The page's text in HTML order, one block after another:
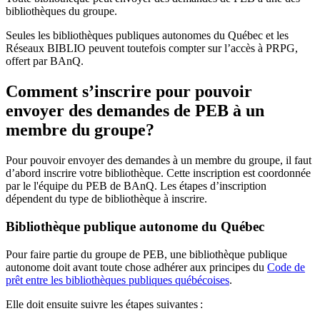
bibliothèques du groupe.
Seules les bibliothèques publiques autonomes du Québec et les
Réseaux BIBLIO peuvent toutefois compter sur l’accès à PRPG,
offert par BAnQ.
Comment s’inscrire pour pouvoir
envoyer des demandes de PEB à un
membre du groupe?
Pour pouvoir envoyer des demandes à un membre du groupe, il faut
d’abord inscrire votre bibliothèque. Cette inscription est coordonnée
par le l'équipe du PEB de BAnQ. Les étapes d’inscription
dépendent du type de bibliothèque à inscrire.
Bibliothèque publique autonome du Québec
Pour faire partie du groupe de PEB, une bibliothèque publique
autonome doit avant toute chose adhérer aux principes du Code de
prêt entre les bibliothèques publiques québécoises.
Elle doit ensuite suivre les étapes suivantes :